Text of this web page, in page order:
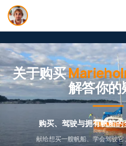
关于购买
解答你的
购买、驾驶与拥有帆船
献给想买一艘帆船、学会驾驶